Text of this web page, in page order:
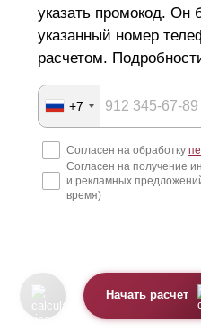
указать промокод. Он
указанный номер
расчетом.
+7
Согласен на обработку
Согласен на получение
и рекламных
время)
Начать расчет